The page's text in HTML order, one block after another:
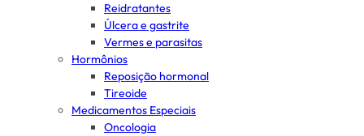
Reidratantes
Úlcera e gastrite
Vermes e parasitas
Hormônios
Reposição hormonal
Tireoide
Medicamentos Especiais
Oncologia